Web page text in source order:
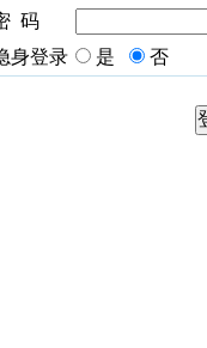
码
身登录
是 否